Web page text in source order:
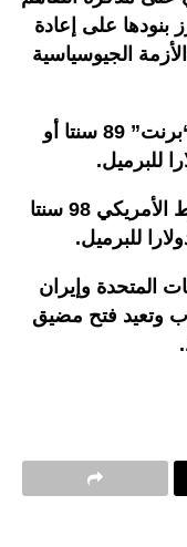
بنودها على إعادة
الجيوسياسية
وهكذا، انخفضت العقود الآجلة لخام “برنت” 89 سنتا أو
.
كما هبط خام “غرب تكساس” الوسيط الأمريكي 98 سنتا
.
المتحدة وإيران
وتعيد فتح مضيق
.